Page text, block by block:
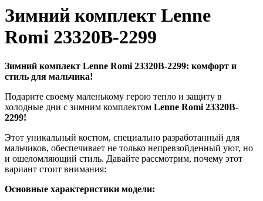
Зимний комплект Lenne
Romi 23320B-2299
Зимний комплект Lenne Romi 23320B-2299: комфорт и
стиль для мальчика!
Подарите своему маленькому герою тепло и защиту в
холодные дни с зимним комплектом Lenne Romi 23320B-
2299!
Этот уникальный костюм, специально разработанный для
мальчиков, обеспечивает не только непревзойденный уют, но
и ошеломляющий стиль. Давайте рассмотрим, почему этот
вариант стоит внимания:
Основные характеристики модели: